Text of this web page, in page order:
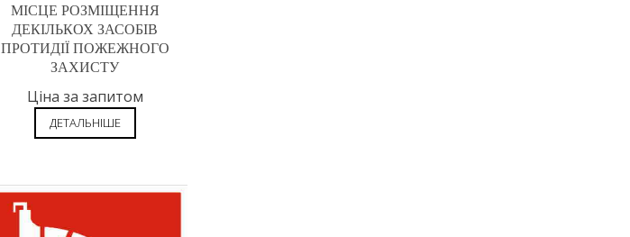
МІСЦЕ РОЗМІЩЕННЯ
ДЕКІЛЬКОХ ЗАСОБІВ
ПРОТИДІЇ ПОЖЕЖНОГО
ЗАХИСТУ
Ціна за запитом
ДЕТАЛЬНІШЕ